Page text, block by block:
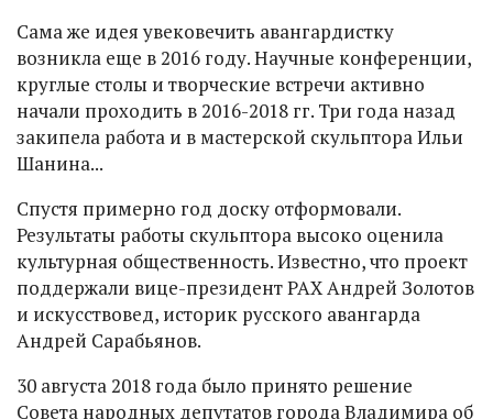
Сама же идея увековечить авангардистку
возникла еще в 2016 году. Научные конференции,
круглые столы и творческие встречи активно
начали проходить в 2016-2018 гг. Три года назад
закипела работа и в мастерской скульптора Ильи
Шанина...
Спустя примерно год доску отформовали.
Результаты работы скульптора высоко оценила
культурная общественность. Известно, что проект
поддержали вице-президент РАХ Андрей Золотов
и искусствовед, историк русского авангарда
Андрей Сарабьянов.
30 августа 2018 года было принято решение
Совета народных депутатов города Владимира об